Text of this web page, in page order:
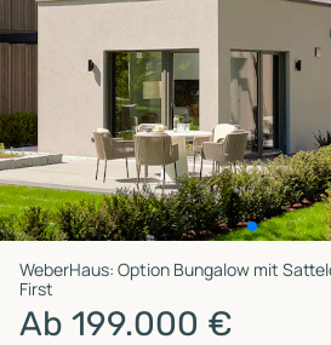
WeberHaus: Option Bungalow mit
First
Ab 199.000 €